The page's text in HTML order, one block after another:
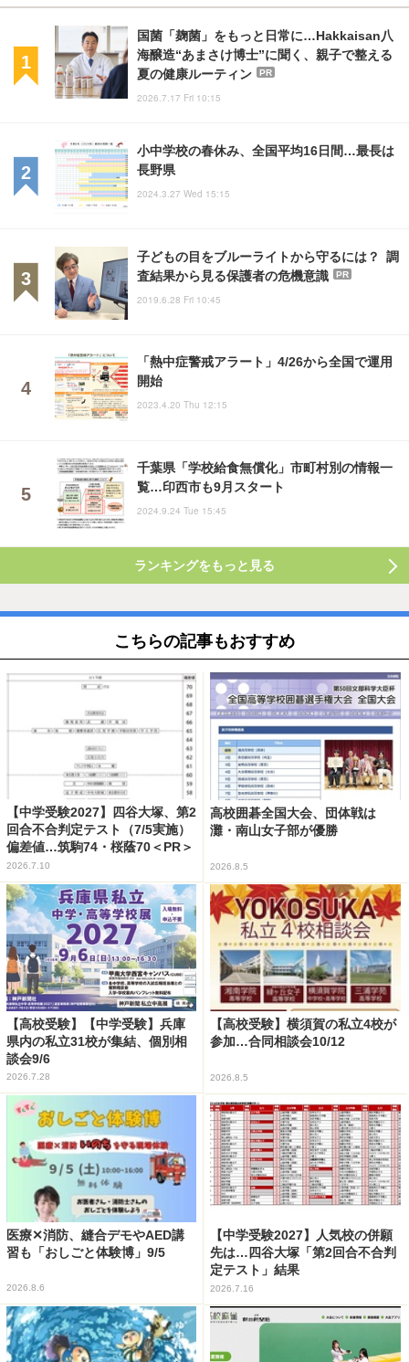
国菌「麹菌」をもっと日常に…Hakkaisan八
海醸造“あまさけ博士”に聞く、親子で整える
夏の健康ルーティン
PR
2026.7.17 Fri 10:15
小中学校の春休み、全国平均16日間…最長は
長野県
2024.3.27 Wed 15:15
子どもの目をブルーライトから守るには？ 調
査結果から見る保護者の危機意識
PR
2019.6.28 Fri 10:45
「熱中症警戒アラート」4/26から全国で運用
開始
2023.4.20 Thu 12:15
千葉県「学校給食無償化」市町村別の情報一
覧…印西市も9月スタート
2024.9.24 Tue 15:45
ランキングをもっと見る
こちらの記事もおすすめ
【中学受験2027】四谷大塚、第2
回合不合判定テスト（7/5実施）
偏差値…筑駒74・桜蔭70＜PR＞
2026.7.10
高校囲碁全国大会、団体戦は
灘・南山女子部が優勝
2026.8.5
【高校受験】【中学受験】兵庫
県内の私立31校が集結、個別相
談会9/6
2026.7.28
【高校受験】横須賀の私立4校が
参加…合同相談会10/12
2026.8.5
医療✕消防、縫合デモやAED講
習も「おしごと体験博」9/5
2026.8.6
【中学受験2027】人気校の併願
先は…四谷大塚「第2回合不合判
定テスト」結果
2026.7.16